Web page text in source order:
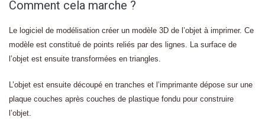
Comment cela marche ?
Le logiciel de modélisation créer un modèle 3D de l’objet à imprimer. Ce
modèle est constitué de points reliés par des lignes. La surface de
l’objet est ensuite transformées en triangles.
L’objet est ensuite découpé en tranches et l’imprimante dépose sur une
plaque couches après couches de plastique fondu pour construire
l’objet.